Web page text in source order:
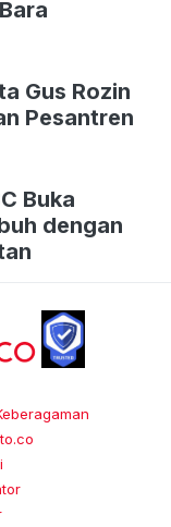
Gus Rozin
Pesantren
Buka
dengan